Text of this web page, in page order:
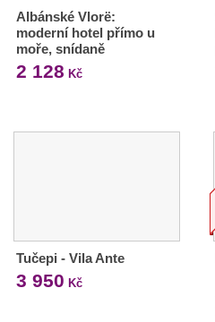
Albánské Vlorë:
moderní hotel přímo u
moře, snídaně
2 128 Kč
Tučepi - Vila Ante
3 950 Kč